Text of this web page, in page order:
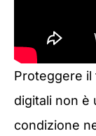
Proteggere il
digitali non è
condizione